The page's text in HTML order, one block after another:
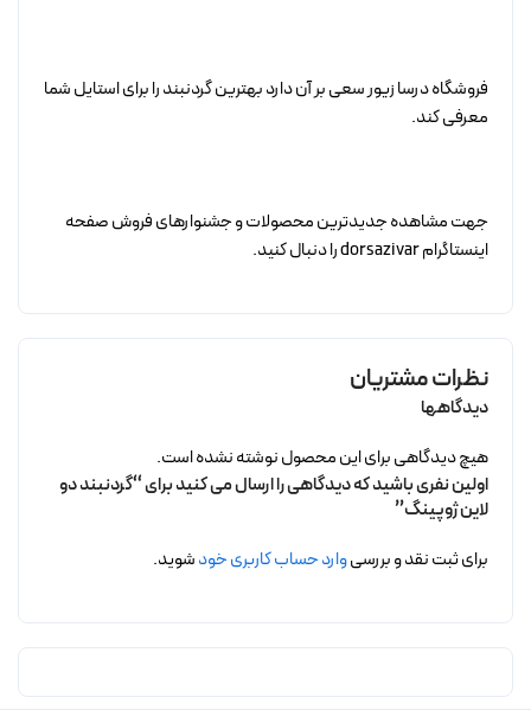
فروشگاه درسا زیور سعی بر آن دارد بهترین گردنبند را برای استایل شما
معرفی کند.
جهت مشاهده جدیدترین محصولات و جشنوارهای فروش صفحه
اینستاگرام dorsazivar را دنبال کنید.
نظرات مشتریان
دیدگاهها
هیچ دیدگاهی برای این محصول نوشته نشده است.
اولین نفری باشید که دیدگاهی را ارسال می کنید برای “گردنبند دو
لاین ژوپینگ”
برای ثبت نقد و بررسیوارد حساب کاربری خودشوید.